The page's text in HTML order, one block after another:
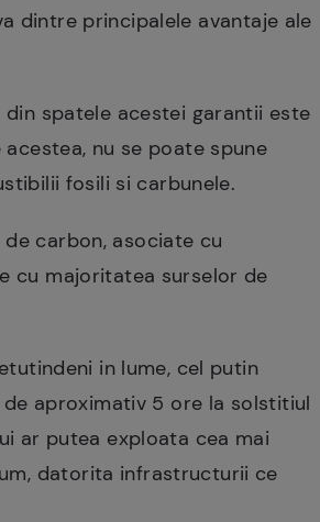
dintre principalele avantaje ale
spatele acestei garantii este
nu se poate spune
fosili si carbunele.
carbon, asociate cu
cu majoritatea surselor de
in lume, cel putin
aproximativ 5 ore la solstitiul
ar putea exploata cea mai
datorita infrastructurii ce